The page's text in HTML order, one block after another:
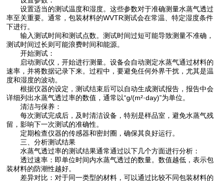
设置适当的测试温度和湿度。这些参数对于准确测量水蒸气透过
率至关重要。通常，包装材料的WVTR测试会在常温、特定湿度条件
下进行。
输入测试时间和测试点数。测试时间过短可能导致测量不准确，
测试时间过长则可能浪费时间和能源。
开始测试：
启动测试仪，开始进行测量。设备会自动测定水蒸气通过材料的
速率，并将数据记录下来。过程中，要避免任何外界干扰，尤其是温
度和湿度的波动。
根据仪器的设定，测试结束后可以自动生成测试报告，报告中会
详细列出水蒸气透过率的数值，通常以“g/(m²·day)”为单位。
清洁与保养：
每次测试完成后，及时清洁设备，特别是样品室，避免水蒸气残
留，影响下一次测试的准确性。
定期检查仪器的传感器和密封圈，确保其良好运行。
三、分析测试结果
水蒸气透过率的测试结果通常通过以下几个方面进行分析：
透过速率：即单位时间内水蒸气透过的数量。数值越低，表示包
装材料的防潮性越好。
差异对比：对于同一类型的材料，可以通过比较不同包装材料的